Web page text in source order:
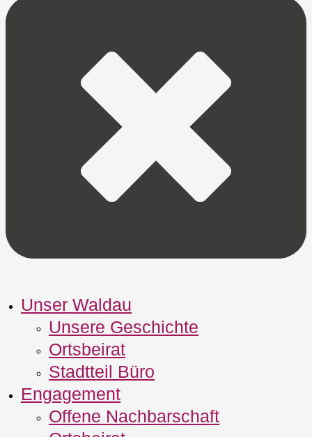
Unser Waldau
Unsere Geschichte
Ortsbeirat
Stadtteil Büro
Engagement
Offene Nachbarschaft